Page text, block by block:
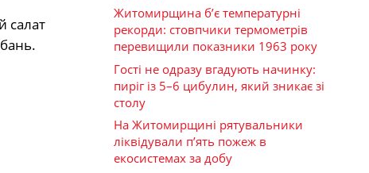
салат
Житомирщина б’є температурні
рекорди: стовпчики термометрів
перевищили показники 1963 року
Гості не одразу вгадують начинку:
пиріг із 5–6 цибулин, який зникає зі
столу
На Житомирщині рятувальники
ліквідували п’ять пожеж в
екосистемах за добу